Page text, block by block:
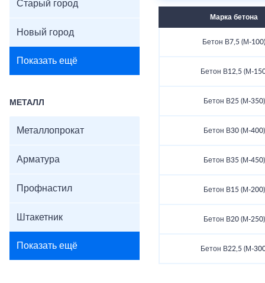
Старый город
Новый город
Показать ещё
МЕТАЛЛ
Металлопрокат
Арматура
Профнастил
Штакетник
Показать ещё
Марка бетона
Бетон В7,5 (М-100)
Бетон В12,5 (М-
Бетон В25 (М-350)
Бетон В30 (М-400)
Бетон В35 (М-450)
Бетон В15 (М-200)
Бетон В20 (М-250)
Бетон В22,5 (М-